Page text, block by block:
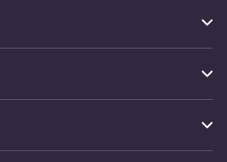
til Samsung
riktig lader til din
5G. Hos CDON finner du
og trådløse ladere